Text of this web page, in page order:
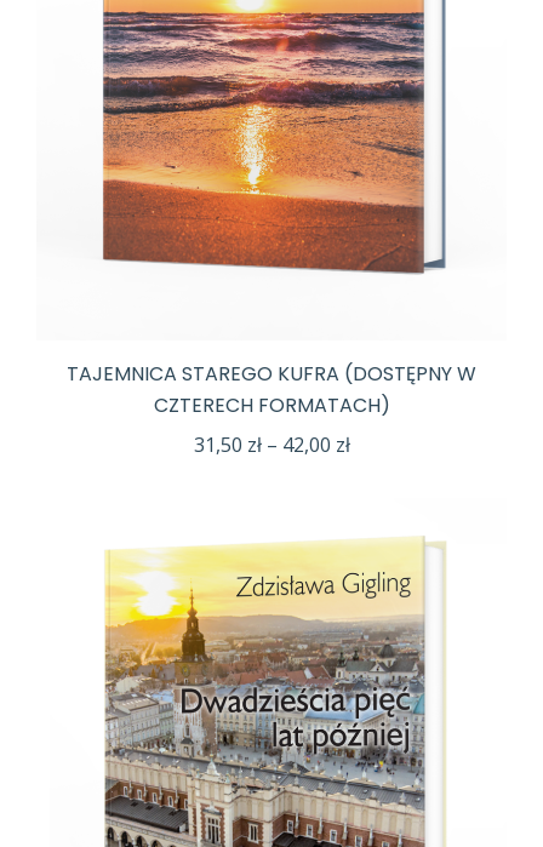
TAJEMNICA STAREGO KUFRA (DOSTĘPNY W
CZTERECH FORMATACH)
31,50 zł – 42,00 złZakres
31,50 zł
do
42,00 zł